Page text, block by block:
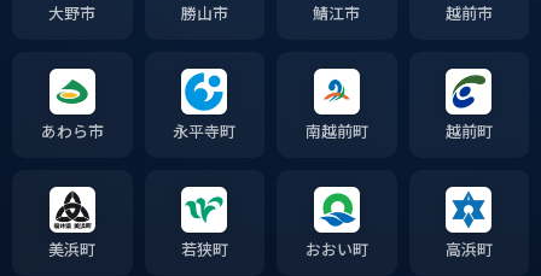
大野市 勝山市 鯖江市 越前市
あわら市 永平寺町 南越前町 越前町
美浜町 若狭町 おおい町 高浜町